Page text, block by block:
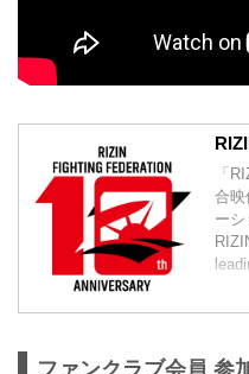
「
合映
ーシ